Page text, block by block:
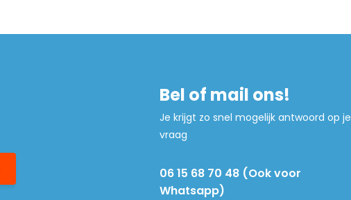
Bel of mail ons!
Je krijgt zo snel mogelijk antwoord op je
vraag
06 15 68 70 48 (Ook voor
Whatsapp)